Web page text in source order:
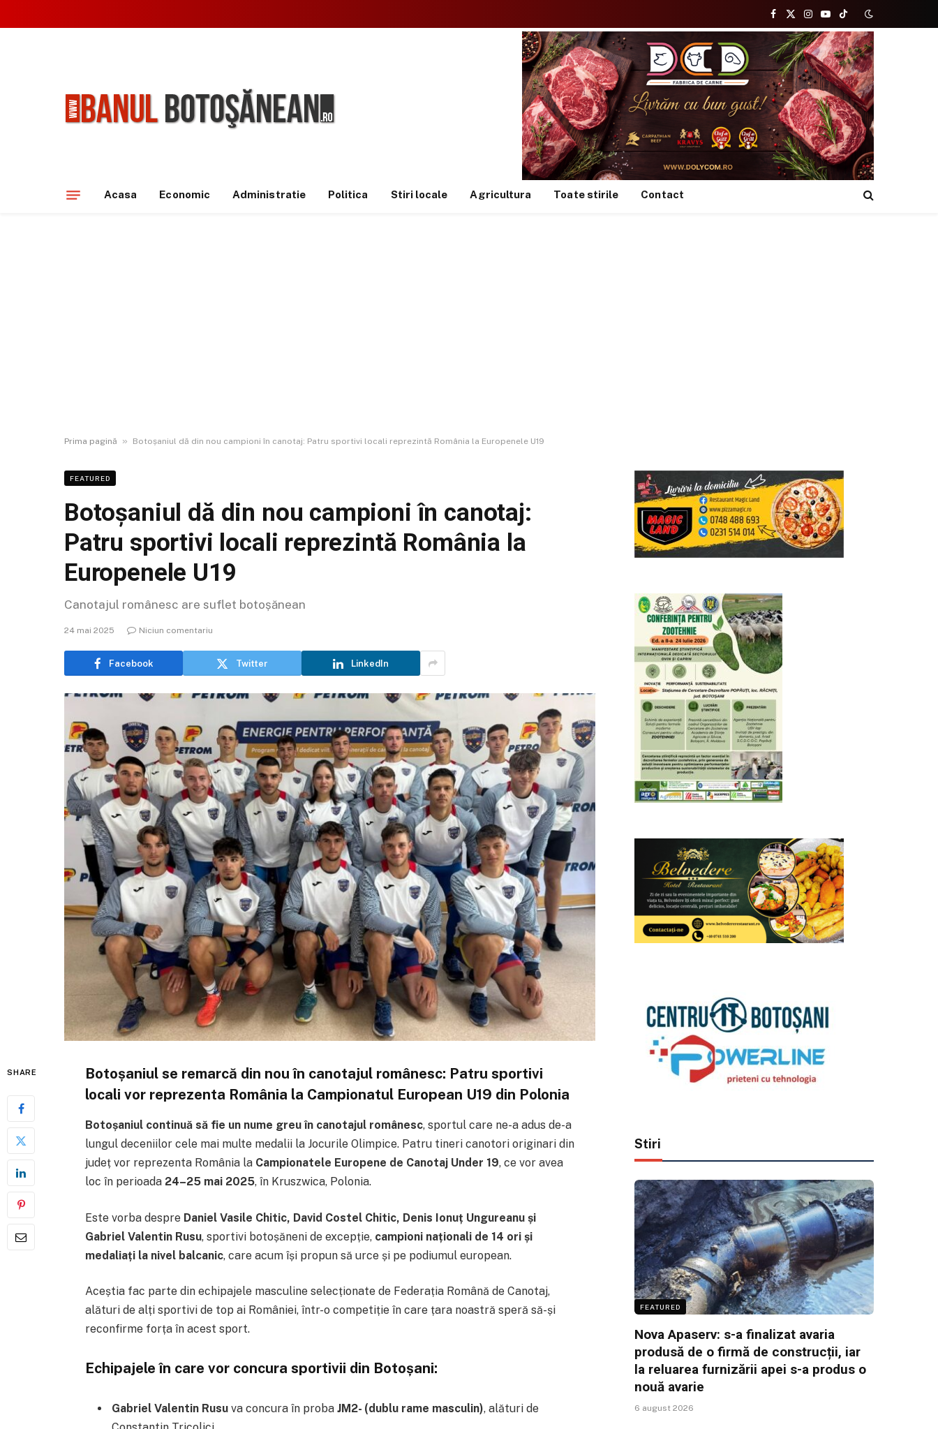
Facebook
X
(Twitter)
Instagram
YouTubeTikTok
Acasa Economic Administratie Politica Stiri locale Agricultura Toate stirile Contact
Prima pagină » Botoșaniul dă din nou campioni în canotaj: Patru sportivi locali reprezintă România la Europenele U19
FEATURED
Botoșaniul dă din nou campioni în canotaj:
Patru sportivi locali reprezintă România la
Europenele U19
Canotajul românesc are suflet botoșănean
24 mai 2025 Niciun comentariu
Facebook Twitter LinkedIn
SHARE
Botoșaniul se remarcă din nou în canotajul românesc: Patru sportivi
locali vor reprezenta România la Campionatul European U19 din Polonia
Botoșaniul continuă să fie un nume greu în canotajul românesc, sportul care ne-a adus de-a
lungul deceniilor cele mai multe medalii la Jocurile Olimpice. Patru tineri canotori originari din
județ vor reprezenta România la Campionatele Europene de Canotaj Under 19, ce vor avea
loc în perioada 24–25 mai 2025, în Kruszwica, Polonia.
Este vorba despre Daniel Vasile Chitic, David Costel Chitic, Denis Ionuț Ungureanu și
Gabriel Valentin Rusu, sportivi botoșăneni de excepție, campioni naționali de 14 ori și
medaliați la nivel balcanic, care acum își propun să urce și pe podiumul european.
Aceștia fac parte din echipajele masculine selecționate de Federația Română de Canotaj,
alături de alți sportivi de top ai României, într-o competiție în care țara noastră speră să-și
reconfirme forța în acest sport.
Echipajele în care vor concura sportivii din Botoșani:
Gabriel Valentin Rusuva concura în proba JM2- (dublu rame masculin), alături de
Stiri
FEATURED
Nova Apaserv: s-a finalizat avaria
produsă de o firmă de construcții, iar
la reluarea furnizării apei s-a produs o
nouă avarie
6 august 2026